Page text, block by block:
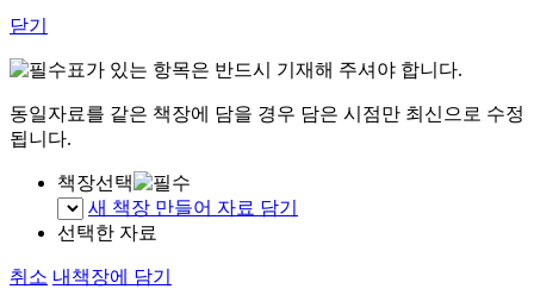
닫기
표가 있는 항목은 반드시 기재해 주셔야 합니다.
동일자료를 같은 책장에 담을 경우 담은 시점만 최신으로 수정
됩니다.
책장선택
새 책장 만들어 자료 담기
선택한 자료
취소 내책장에 담기